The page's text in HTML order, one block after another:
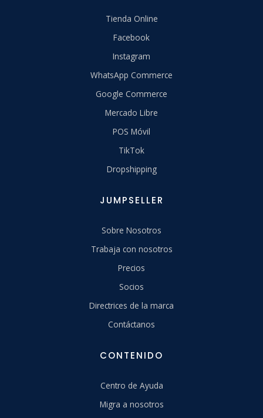
Tienda Online
Facebook
Instagram
WhatsApp Commerce
Google Commerce
Mercado Libre
POS Móvil
TikTok
Dropshipping
JUMPSELLER
Sobre Nosotros
Trabaja con nosotros
Precios
Socios
Directrices de la marca
Contáctanos
CONTENIDO
Centro de Ayuda
Migra a nosotros